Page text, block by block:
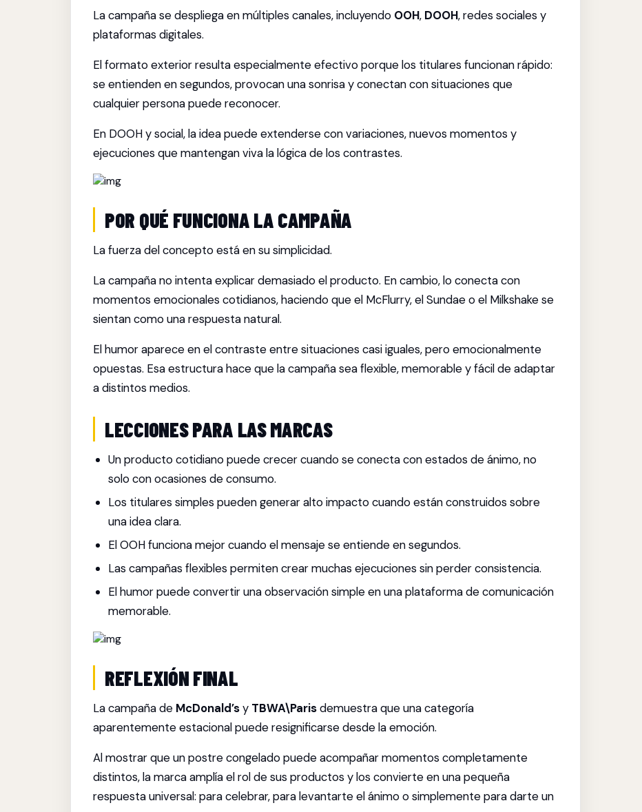
La campaña se despliega en múltiples canales, incluyendo OOH, DOOH, redes sociales y
plataformas digitales.
El formato exterior resulta especialmente efectivo porque los titulares funcionan rápido:
se entienden en segundos, provocan una sonrisa y conectan con situaciones que
cualquier persona puede reconocer.
En DOOH y social, la idea puede extenderse con variaciones, nuevos momentos y
ejecuciones que mantengan viva la lógica de los contrastes.
POR QUÉ FUNCIONA LA CAMPAÑA
La fuerza del concepto está en su simplicidad.
La campaña no intenta explicar demasiado el producto. En cambio, lo conecta con
momentos emocionales cotidianos, haciendo que el McFlurry, el Sundae o el Milkshake se
sientan como una respuesta natural.
El humor aparece en el contraste entre situaciones casi iguales, pero emocionalmente
opuestas. Esa estructura hace que la campaña sea flexible, memorable y fácil de adaptar
a distintos medios.
LECCIONES PARA LAS MARCAS
Un producto cotidiano puede crecer cuando se conecta con estados de ánimo, no
solo con ocasiones de consumo.
Los titulares simples pueden generar alto impacto cuando están construidos sobre
una idea clara.
El OOH funciona mejor cuando el mensaje se entiende en segundos.
Las campañas flexibles permiten crear muchas ejecuciones sin perder consistencia.
El humor puede convertir una observación simple en una plataforma de comunicación
memorable.
REFLEXIÓN FINAL
La campaña de McDonald’sy TBWA\Parisdemuestra que una categoría
aparentemente estacional puede resignificarse desde la emoción.
Al mostrar que un postre congelado puede acompañar momentos completamente
distintos, la marca amplía el rol de sus productos y los convierte en una pequeña
respuesta universal: para celebrar, para levantarte el ánimo o simplemente para darte un